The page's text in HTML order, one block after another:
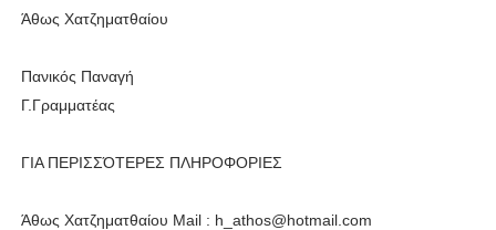
Άθως Χατζηματθαίου
Πανικός Παναγή
Γ.Γραμματέας
ΓΙΑ ΠΕΡΙΣΣΌΤΕΡΕΣ ΠΛΗΡΟΦΟΡΙΕΣ
Άθως Χατζηματθαίου Mail : h_athos@hotmail.com